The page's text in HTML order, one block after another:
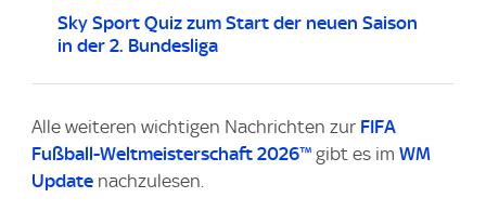
Sky Sport Quiz zum Start der neuen Saison
in der 2. Bundesliga
Alle weiteren wichtigen Nachrichten zur FIFA
Fußball-Weltmeisterschaft 2026™ gibt es im WM
Update nachzulesen.